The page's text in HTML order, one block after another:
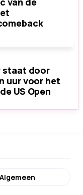
staat door
uur voor het
US Open
Algemeen